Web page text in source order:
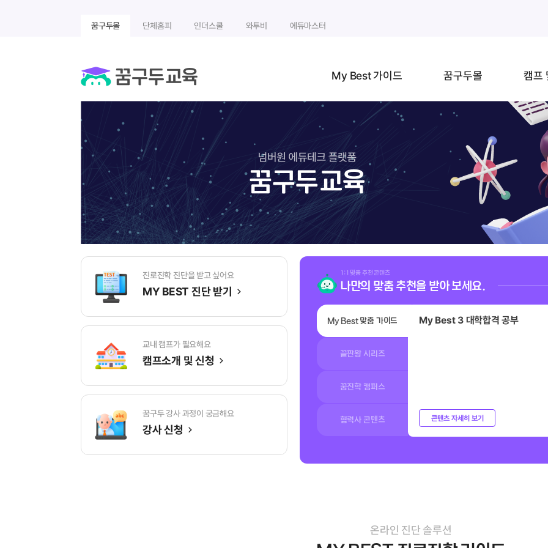
꿈구두몰 단체홈피 인더스쿨 와투비 에듀마스터
My Best 가이드 꿈구두몰 캠프
진로진학 진단을 받고 싶어요
MY BEST 진단 받기
교내 캠프가 필요해요
캠프소개 및 신청
꿈구두 강사 과정이 궁금해요
강사 신청
1:1 맞춤 추천 콘텐츠
나만의 맞춤 추천을 받아 보세요.
My Best 맞춤 가이드
끝판왕 시리즈
꿈진학 캠퍼스
협력사 콘텐츠
My Best 3 대학합격 공부
콘텐츠 자세히 보기
온라인 진단 솔루션